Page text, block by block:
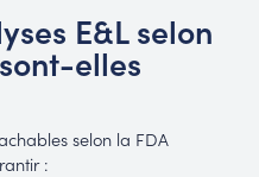
E&L selon
elles
selon la FDA
: